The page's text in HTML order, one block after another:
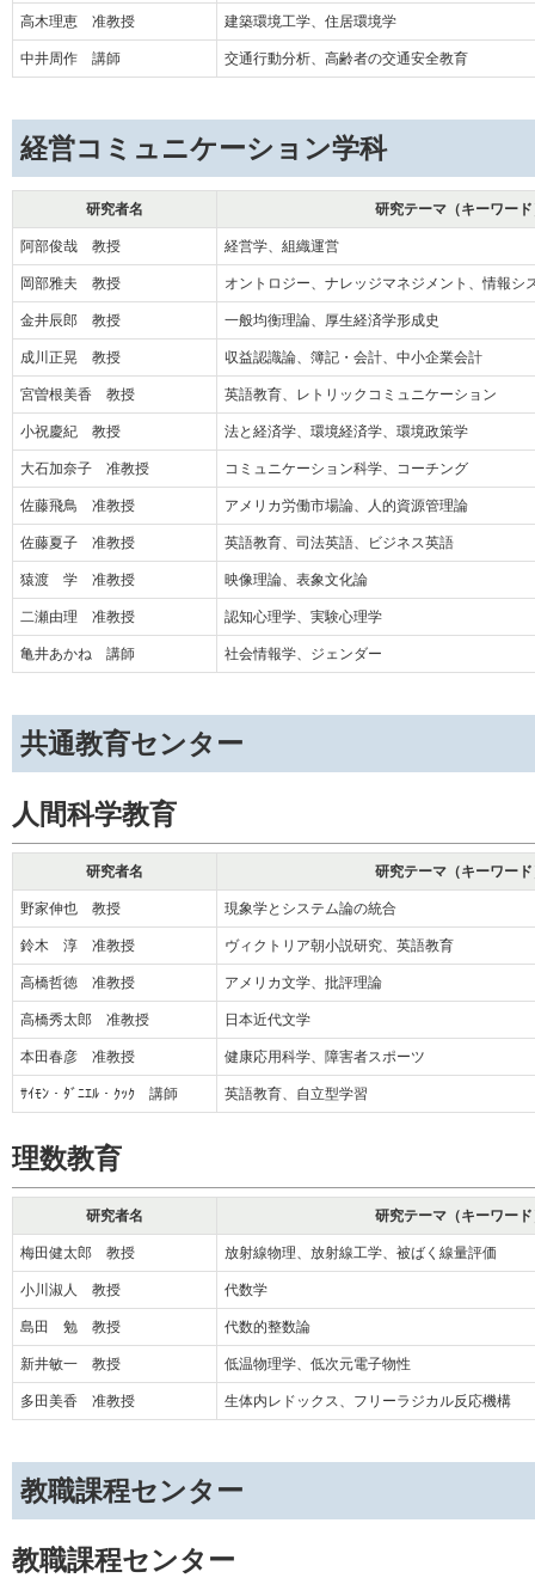
高木理恵 准教授 建築環境工学、住居環境学
中井周作 講師 交通行動分析、高齢者の交通安全教育
経営コミュニケーション学科
研究者名 研究テーマ（キーワード
阿部俊哉 教授 経営学、組織運営
岡部雅夫 教授 オントロジー、ナレッジマネジメント、情報シ
金井辰郎 教授 一般均衡理論、厚生経済学形成史
成川正晃 教授 収益認識論、簿記・会計、中小企業会計
宮曽根美香 教授 英語教育、レトリックコミュニケーション
小祝慶紀 教授 法と経済学、環境経済学、環境政策学
大石加奈子 准教授 コミュニケーション科学、コーチング
佐藤飛鳥 准教授 アメリカ労働市場論、人的資源管理論
佐藤夏子 准教授 英語教育、司法英語、ビジネス英語
猿渡 学 准教授 映像理論、表象文化論
二瀬由理 准教授 認知心理学、実験心理学
亀井あかね 講師 社会情報学、ジェンダー
共通教育センター
人間科学教育
研究者名 研究テーマ（キーワード
野家伸也 教授 現象学とシステム論の統合
鈴木 淳 准教授 ヴィクトリア朝小説研究、英語教育
高橋哲徳 准教授 アメリカ文学、批評理論
高橋秀太郎 准教授 日本近代文学
本田春彦 准教授 健康応用科学、障害者スポーツ
ｻｲﾓﾝ・ﾀﾞﾆｴﾙ・ｸｯｸ 講師 英語教育、自立型学習
理数教育
研究者名 研究テーマ（キーワード
梅田健太郎 教授 放射線物理、放射線工学、被ばく線量評価
小川淑人 教授 代数学
島田 勉 教授 代数的整数論
新井敏一 教授 低温物理学、低次元電子物性
多田美香 准教授 生体内レドックス、フリーラジカル反応機構
教職課程センター
教職課程センター